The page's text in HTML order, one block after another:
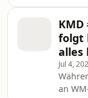
gegen
den V
WM
folgt
alles
Jul 4,
an